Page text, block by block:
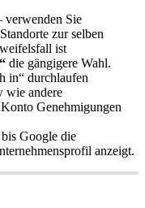
Sie
zur selben
ist
die gängigere Wahl.
in“ durchlaufen
wie andere
Genehmigungen
Google die
anzeigt.